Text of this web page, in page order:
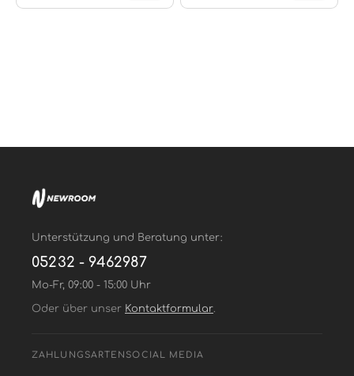
Unterstützung und Beratung unter:
05232 - 9462987
Mo-Fr, 09:00 - 15:00 Uhr
Oder über unser Kontaktformular.
ZAHLUNGSARTEN SOCIAL MEDIA